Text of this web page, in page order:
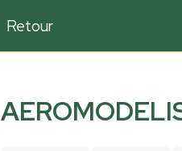
Retour